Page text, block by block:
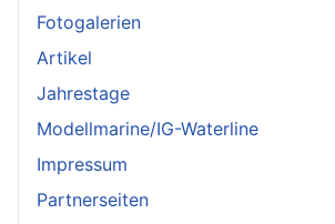
Fotogalerien
Artikel
Jahrestage
Modellmarine/IG-Waterline
Impressum
Partnerseiten